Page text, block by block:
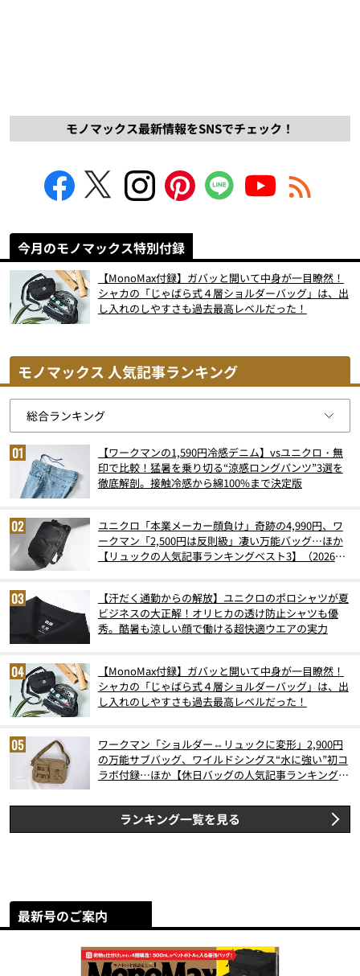
モノマックス最新情報をSNSでチェック！
今月のモノマックス特別付録
【MonoMax付録】ガバッと開いて中身が一目瞭然！
シャカの「じゃばら式４層ショルダーバッグ」は、出
し入れのしやすさも過去最高レベルだった！
モノマックス 人気記事ランキング
【ワークマンの1,590円冷感デニム】vsユニクロ・無
印で比較！猛暑を乗り切る“涼感ロングパンツ”3選を
徹底解剖。接触冷感から綿100%まで決定版
ユニクロ「本業メーカー顔負け」奇跡の4,990円、ワ
ークマン「2,500円は反則級」凄い万能バッグ…ほか
【リュックの人気記事ランキングベスト3】（2026年
【汗だく通勤からの解放】ユニクロのポロシャツが夏
ビジネスの大正解！オリヒカの透け防止シャツも優
秀。酷暑も涼しい顔で働ける超快適ウエアの実力
【MonoMax付録】ガバッと開いて中身が一目瞭然！
シャカの「じゃばら式４層ショルダーバッグ」は、出
し入れのしやすさも過去最高レベルだった！
ワークマン「ショルダー⇔リュックに変形」2,900円
の万能サブバッグ、ワイルドシングス“水に強い”初コ
ラボ付録…ほか【休日バッグの人気記事ランキングベ
ランキング一覧を見る
最新号のご案内